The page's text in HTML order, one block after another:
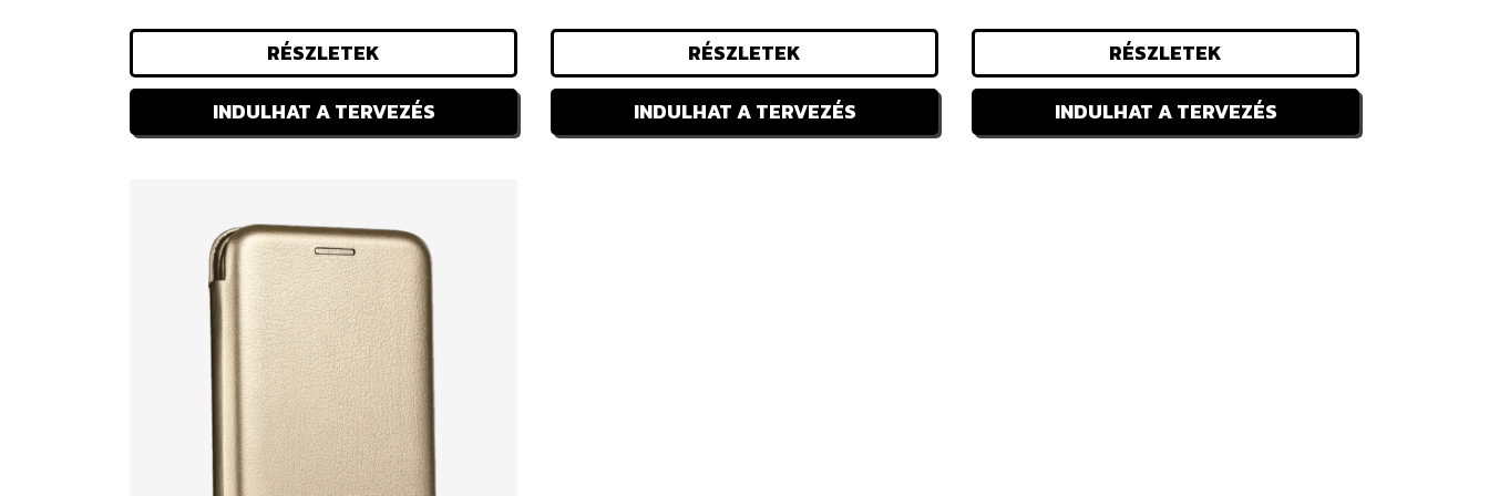
RÉSZLETEK
INDULHAT A TERVEZÉS
RÉSZLETEK
INDULHAT A TERVEZÉS
RÉSZLETEK
INDULHAT A TERVEZÉS